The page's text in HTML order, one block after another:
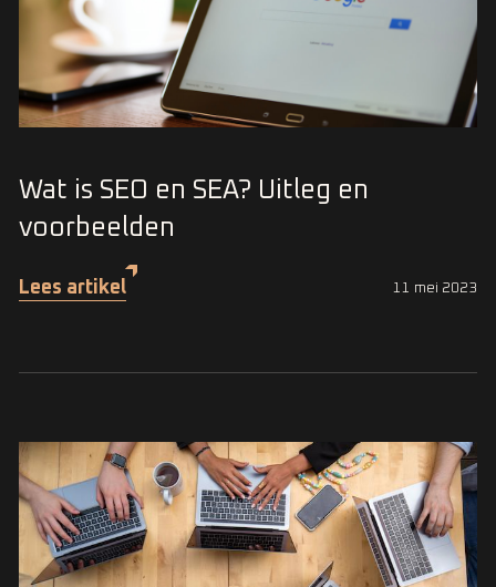
Wat is SEO en SEA? Uitleg en
voorbeelden
Lees artikel 11 mei 2023